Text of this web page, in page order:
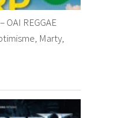
OAI REGGAE
Marty,